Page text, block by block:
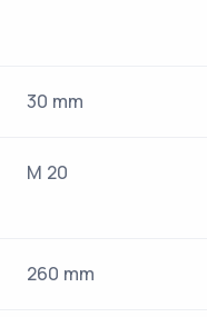
30 mm
M 20
260 mm